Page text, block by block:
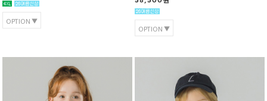
OPTION
OPTION